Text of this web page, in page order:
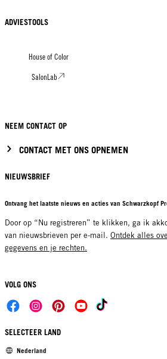
ADVIESTOOLS
House of Color
SalonLab
NEEM CONTACT OP
CONTACT MET ONS OPNEMEN
NIEUWSBRIEF
Ontvang het laatste nieuws en acties van Schwarzkopf
Door op “Nu registreren” te klikken, ga ik
van nieuwsbrieven per e-mail. Ontdek alles
gegevens en je rechten.
VOLG ONS
SELECTEER LAND
Nederland